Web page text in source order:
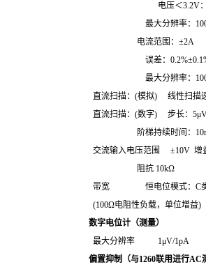
电压＜3.2V：
最大分辨率：
电流范围：±2A
误差：0.2%±0.1%
最大分辨率：
直流扫描：(模拟) 线性扫描速
直流扫描：(数字) 步长：
阶梯持续时间：
交流输入电压范围 ±10V 增
阻抗 10kΩ
带宽 恒电位模式：C类稳定
(100Ω电阻性负载，单位增益)
数字电位计（测量）
最大分辨率 1μV/1pA
偏置抑制（与1260联用进行AC